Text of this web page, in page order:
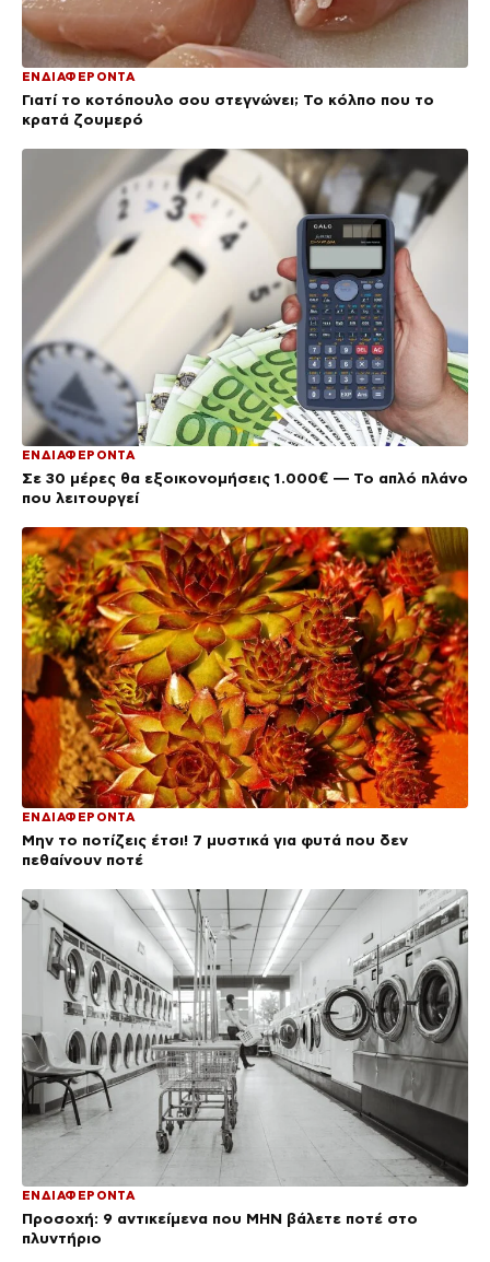
ΕΝΔΙΑΦΕΡΟΝΤΑ
Γιατί το κοτόπουλο σου στεγνώνει; Το κόλπο που το
κρατά ζουμερό
ΕΝΔΙΑΦΕΡΟΝΤΑ
Σε 30 μέρες θα εξοικονομήσεις 1.000€ — Το απλό πλάνο
που λειτουργεί
ΕΝΔΙΑΦΕΡΟΝΤΑ
Μην το ποτίζεις έτσι! 7 μυστικά για φυτά που δεν
πεθαίνουν ποτέ
ΕΝΔΙΑΦΕΡΟΝΤΑ
Προσοχή: 9 αντικείμενα που ΜΗΝ βάλετε ποτέ στο
πλυντήριο